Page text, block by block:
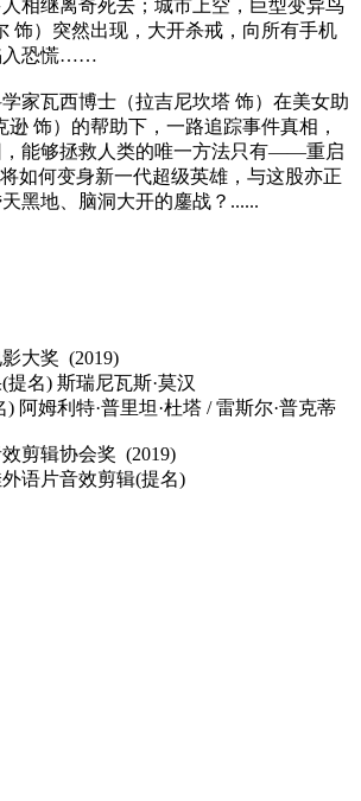
相继离奇死去；城市上空，巨型变异鸟
饰）突然出现，大开杀戒，向所有手机
入恐慌……
瓦西博士（拉吉尼坎塔 饰）在美女助
逊 饰）的帮助下，一路追踪事件真相，
，能够拯救人类的唯一方法只有——重启
如何变身新一代超级英雄，与这股亦正
黑地、脑洞大开的鏖战？......
大奖 (2019)
名) 斯瑞尼瓦斯·莫汉
姆利特·普里坦·杜塔 / 雷斯尔·普克蒂
剪辑协会奖 (2019)
片音效剪辑(提名)